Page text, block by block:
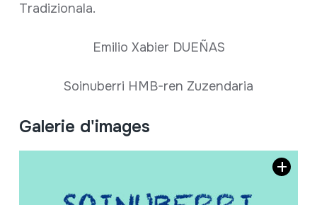
Tradizionala.
Emilio Xabier DUEÑAS
Soinuberri HMB-ren Zuzendaria
Galerie d'images